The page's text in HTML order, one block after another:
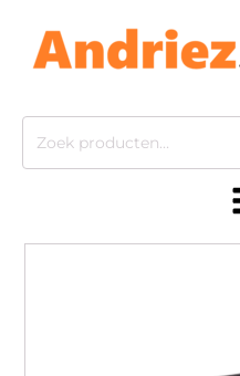
Zoeken